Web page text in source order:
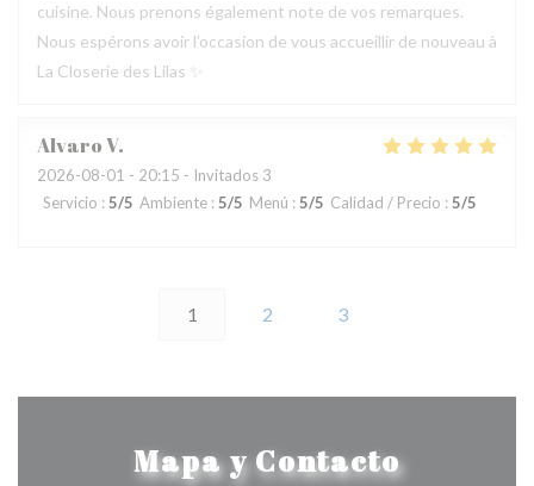
cuisine. Nous prenons également note de vos remarques.
Nous espérons avoir l’occasion de vous accueillir de nouveau à
La Closerie des Lilas ✨
AlvaroV
2026-08-01 - 20:15 - Invitados 3
Servicio : 5/5 Ambiente : 5/5 Menú : 5/5 Calidad / Precio : 5/5
1 2 3
Mapa y Contacto